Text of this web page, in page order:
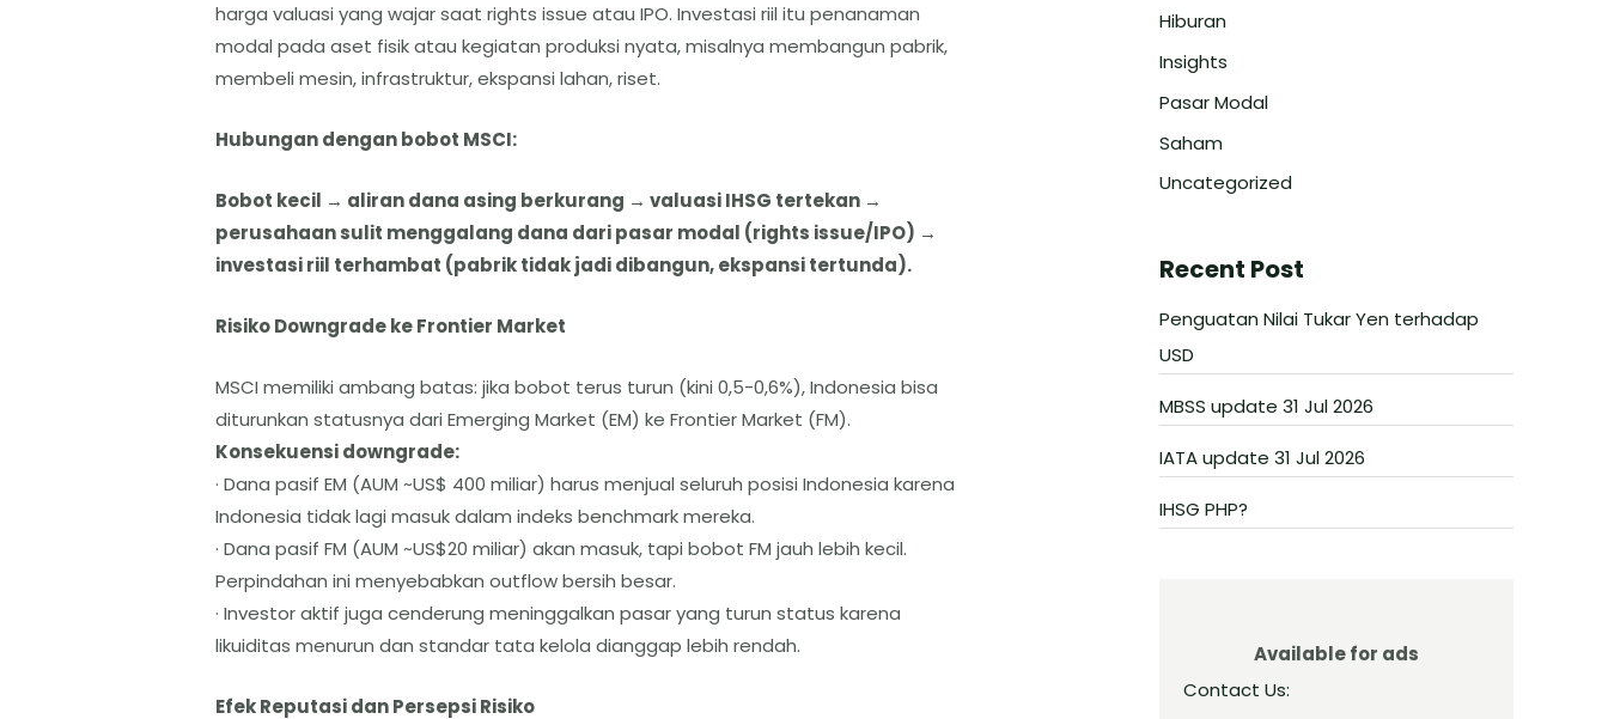
harga valuasi yang wajar saat rights issue atau IPO. Investasi riil itu penanaman
modal pada aset fisik atau kegiatan produksi nyata, misalnya membangun pabrik,
membeli mesin, infrastruktur, ekspansi lahan, riset.
Hubungan dengan bobot MSCI:
Bobot kecil → aliran dana asing berkurang → valuasi IHSG tertekan →
perusahaan sulit menggalang dana dari pasar modal (rights issue/IPO) →
investasi riil terhambat (pabrik tidak jadi dibangun, ekspansi tertunda).
Risiko Downgrade ke Frontier Market
MSCI memiliki ambang batas: jika bobot terus turun (kini 0,5-0,6%), Indonesia bisa
diturunkan statusnya dari Emerging Market (EM) ke Frontier Market (FM).
Konsekuensi downgrade:
· Dana pasif EM (AUM ~US$ 400 miliar) harus menjual seluruh posisi Indonesia karena
Indonesia tidak lagi masuk dalam indeks benchmark mereka.
· Dana pasif FM (AUM ~US$20 miliar) akan masuk, tapi bobot FM jauh lebih kecil.
Perpindahan ini menyebabkan outflow bersih besar.
· Investor aktif juga cenderung meninggalkan pasar yang turun status karena
likuiditas menurun dan standar tata kelola dianggap lebih rendah.
Efek Reputasi dan Persepsi Risiko
Hiburan
Insights
Pasar Modal
Saham
Uncategorized
Recent Post
Penguatan Nilai Tukar Yen terhadap
USD
MBSS update 31 Jul 2026
IATA update 31 Jul 2026
IHSG PHP?
Available for ads
Contact Us: